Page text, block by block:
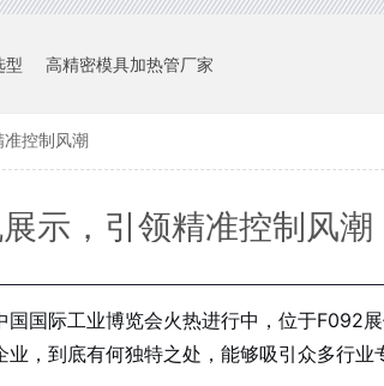
型 高精密模具加热管厂家
控制风潮
示，引领精准控制风潮
国际工业博览会火热进行中，位于F092
，到底有何独特之处，能够吸引众多行业